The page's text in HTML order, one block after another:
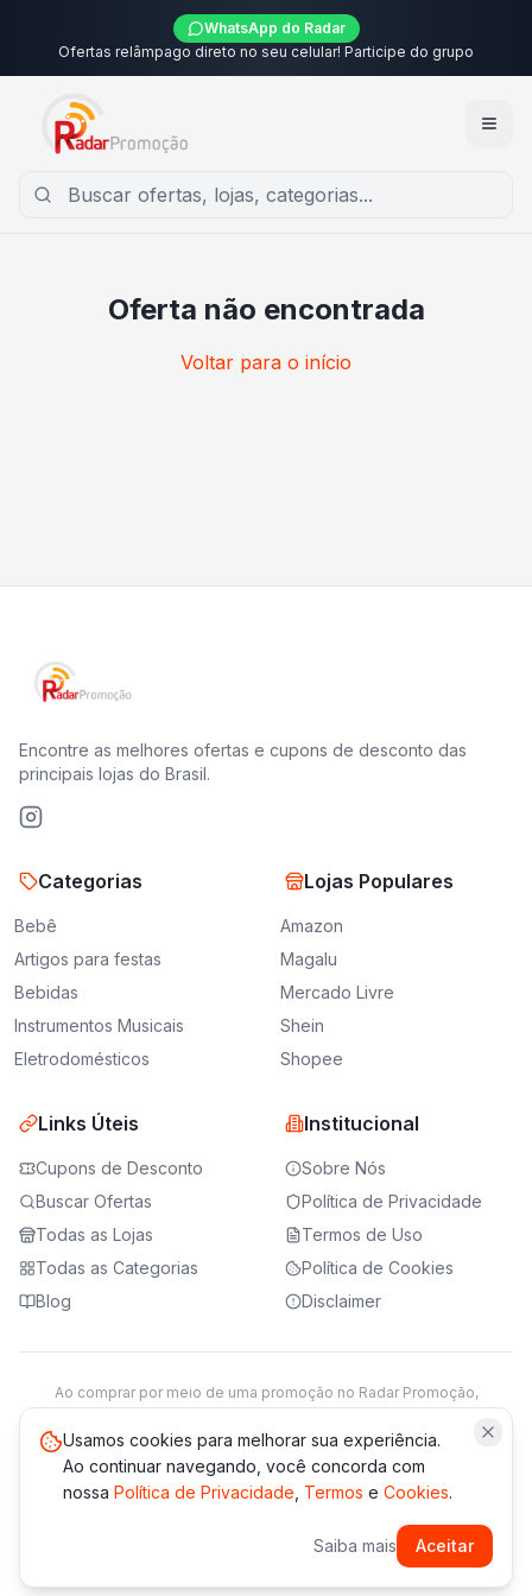
WhatsApp do Radar
Ofertas relâmpago direto no seu celular! Participe do grupo
Oferta não encontrada
Voltar para o início
Encontre as melhores ofertas e cupons de desconto das
principais lojas do Brasil.
Categorias
Bebê
Artigos para festas
Bebidas
Instrumentos Musicais
Eletrodomésticos
Lojas Populares
Amazon
Magalu
Mercado Livre
Shein
Shopee
Links Úteis
Cupons de Desconto
Buscar Ofertas
Todas as Lojas
Todas as Categorias
Blog
Institucional
Sobre Nós
Política de Privacidade
Termos de Uso
Política de Cookies
Disclaimer
Ao comprar por meio de uma promoção no Radar Promoção,
Saiba mais
*Os preços e disponibilidade podem variar. Verifique sempre
Usamos cookies para melhorar sua experiência.
Ao continuar navegando, você concorda com
nossa Política de Privacidade Termos e Cookies.
Saiba mais Aceitar